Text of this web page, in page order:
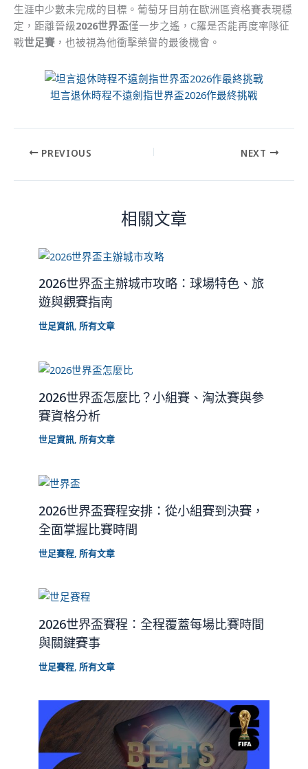
生涯中少數未完成的目標。葡萄牙目前在歐洲區資格賽表現穩
定，距離晉級2026世界盃僅一步之遙，C羅是否能再度率隊征
戰世足賽 ，也被視為他衝擊榮譽的最後機會。
坦言退休時程不遠劍指世界盃2026作最終挑戰
PREVIOUS NEXT
相關文章
2026世界盃主辦城市攻略：球場特色、旅
遊與觀賽指南
世足資訊,所有文章
2026世界盃怎麼比？小組賽、淘汰賽與參
賽資格分析
世足資訊,所有文章
2026世界盃賽程安排：從小組賽到決賽，
全面掌握比賽時間
世足賽程,所有文章
2026世界盃賽程：全程覆蓋每場比賽時間
與關鍵賽事
世足賽程,所有文章